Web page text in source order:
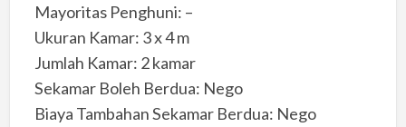
Mayoritas Penghuni: –
Ukuran Kamar: 3 x 4 m
Jumlah Kamar: 2 kamar
Sekamar Boleh Berdua: Nego
Biaya Tambahan Sekamar Berdua: Nego